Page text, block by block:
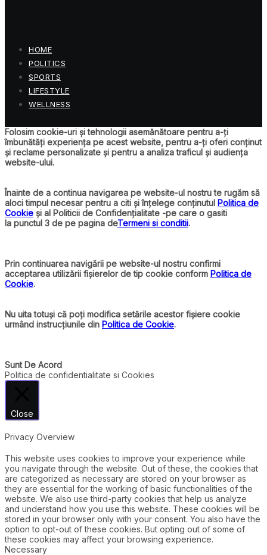
HOME
POLITICS
SPORTS
LIFESTYLE
WELLNESS
Folosim cookie-uri și tehnologii asemănătoare pentru a-ți
îmbunătăți experiența pe acest website, pentru a-ți oferi conținut
și reclame personalizate și pentru a analiza traficul și audiența
website-ului.
Înainte de a continua navigarea pe website-ul nostru te rugăm să
aloci timpul necesar pentru a citi și înțelege conținutul Politica de
Cookie și al Politicii de Confidențialitate -pe care o gasiti
la punctul 3 de pe pagina deTermeni si conditii.
Prin continuarea navigării pe website-ul nostru confirmi
acceptarea utilizării fișierelor de tip cookie conform Politica de
Cookie.
Nu uita totuși că poți modifica setările acestor fișiere cookie
urmând instrucțiunile din Politica de Cookie.
Sunt De Acord
Politica de confidentialitate si Cookies
Close
Privacy Overview
This website uses cookies to improve your experience while
you navigate through the website. Out of these, the cookies that
are categorized as necessary are stored on your browser as
they are essential for the working of basic functionalities of the
website. We also use third-party cookies that help us analyze
and understand how you use this website. These cookies will be
stored in your browser only with your consent. You also have the
option to opt-out of these cookies. But opting out of some of
these cookies may affect your browsing experience.
Necessary